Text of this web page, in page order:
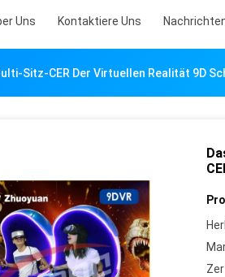
Uns Kontaktiere Uns
Sitz-CER Der Virtuellen Realität 9D